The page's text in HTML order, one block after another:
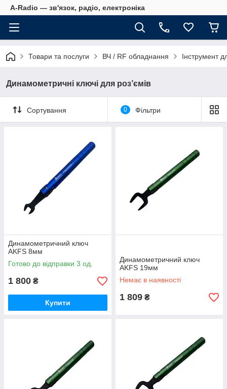
A-Radio — зв'язок, радіо, електроніка
Товари та послуги ВЧ / RF обладнання Інструмент
Динамометричні ключі для роз’ємів
Сортування 0 Фільтри
Динамометричний ключ
AKFS 8мм
Готово до відправки 3 од.
1 800 ₴
Купити
Динамометричний ключ
AKFS 19мм
Немає в наявності
1 809 ₴